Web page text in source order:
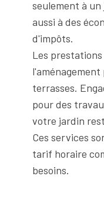
seulement à
aussi à des
d'impôts.
Les
terrasses.
pour des
votre jardin
Ces services
tarif horaire
besoins.